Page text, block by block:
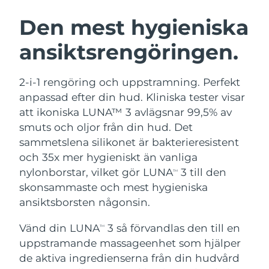
Den mest hygieniska
ansiktsrengöringen.
2-i-1 rengöring och uppstramning. Perfekt
anpassad efter din hud. Kliniska tester visar
att ikoniska LUNA™ 3 avlägsnar 99,5% av
smuts och oljor från din hud. Det
sammetslena silikonet är bakterieresistent
och 35x mer hygieniskt än vanliga
nylonborstar, vilket gör LUNATM
3 till den
skonsammaste och mest hygieniska
ansiktsborsten någonsin.
Vänd din LUNATM
3 så förvandlas den till en
uppstramande massageenhet som hjälper
de aktiva ingredienserna från din hudvård
LUNA™ 4-paket
Anti-aging massage
LUNA™ 4 Plus
Massage, LED heating
For men, anti-aging massage
BEAR™ 2-paket
Microcurrent toning
BEAR™ 2 go
Microcurrent toning on-the-go
Microcurrent line smoothing device
Återfuktning
UFO™ 3-paket
Deep facial hydration
UFO™ 3 LED
Near-infrared and red light therapy
device
Munvård
issa™ 4
Hybrid silicone sonic toothbrush
issa™ 4 plus
Smart hybrid silicone sonic toothbrush
FAQ™ ANTI-AGING-BEHANDLING
Anti-aging LED-behandlingar
NEW
Österrike Förväntad leverans8/9/26
Bahrain Förväntad leverans8/10/26
Belgien
Bermuda Förväntad leverans 8/15/26
Bosnien och
Hercegovina
Förväntad leverans 8/12/26
Brunei Förväntad leverans8/14/26
Bulgarien
Kanada Förväntad leverans 8/13/26
Chile Förväntad leverans8/13/26